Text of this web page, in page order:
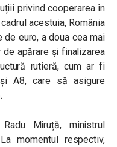
privind cooperarea în
acestuia, România
euro, a doua cea mai
de apărare și finalizarea
rutieră, cum ar fi
A8, care să asigure
Miruță, ministrul
momentul respectiv,